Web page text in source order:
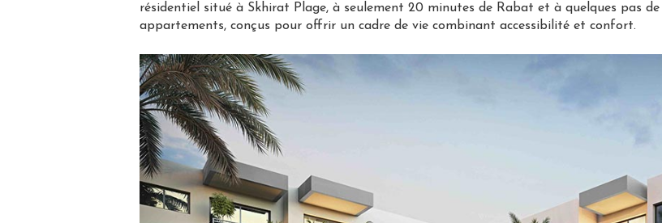
résidentiel situé à Skhirat Plage, à seulement 20 minutes de Rabat et à quelques pas
appartements, conçus pour offrir un cadre de vie combinant accessibilité et confort.